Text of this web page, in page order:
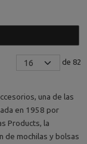
de 82
una de las
en 1958 por
Products, la
de mochilas y bolsas